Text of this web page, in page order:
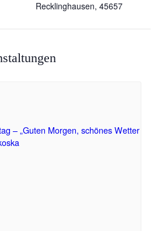
Recklinghausen, 45657